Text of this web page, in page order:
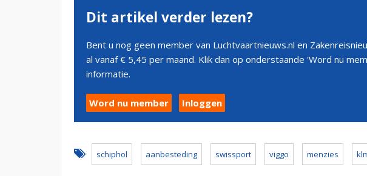
Dit artikel verder lezen?
Bent u nog geen member van Luchtvaartnieuws.nl en
al vanaf € 5,45 per maand. Klik dan op onderstaande 'Word nu
informatie.
Word nu member Inloggen
schiphol aanbesteding swissport viggo menzies